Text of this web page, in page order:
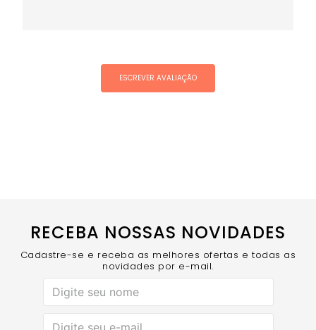
ESCREVER AVALIAÇÃO
RECEBA NOSSAS NOVIDADES
Cadastre-se e receba as melhores ofertas e todas as
novidades por e-mail.